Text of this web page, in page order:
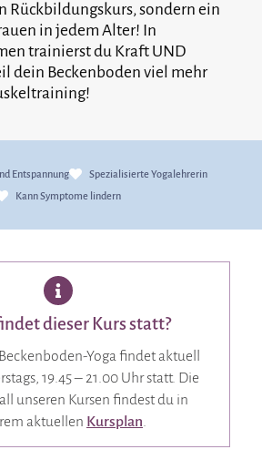
Rückbildungskurs, sondern ein
in jedem Alter! In
trainierst du Kraft UND
dein Beckenboden viel mehr
Entspannung
Spezialisierte Yogalehrerin
Kann Symptome lindern
dieser Kurs statt?
Yoga findet aktuell
19.45 – 21.00 Uhr statt. Die
unseren Kursen findest du in
aktuellen Kursplan.